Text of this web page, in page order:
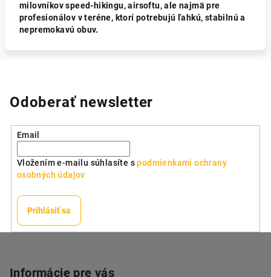
milovníkov speed-hikingu, airsoftu, ale najmä pre
profesionálov v teréne, ktorí potrebujú ľahkú, stabilnú a
nepremokavú obuv.
Odoberať newsletter
Email
Vložením e-mailu súhlasíte spodmienkami ochrany
osobných údajov
Prihlásiť sa
Informácie pre vás